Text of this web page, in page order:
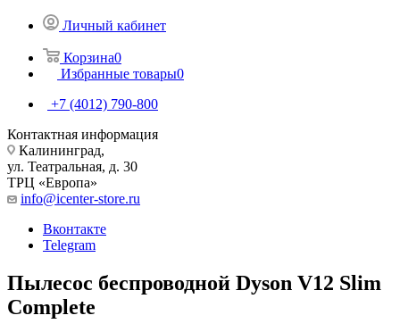
Личный кабинет
Корзина0
Избранные товары0
+7 (4012) 790-800
Контактная информация
Калининград,
ул. Театральная, д. 30
ТРЦ «Европа»
info@icenter-store.ru
Вконтакте
Telegram
Пылесос беспроводной Dyson V12 Slim
Complete